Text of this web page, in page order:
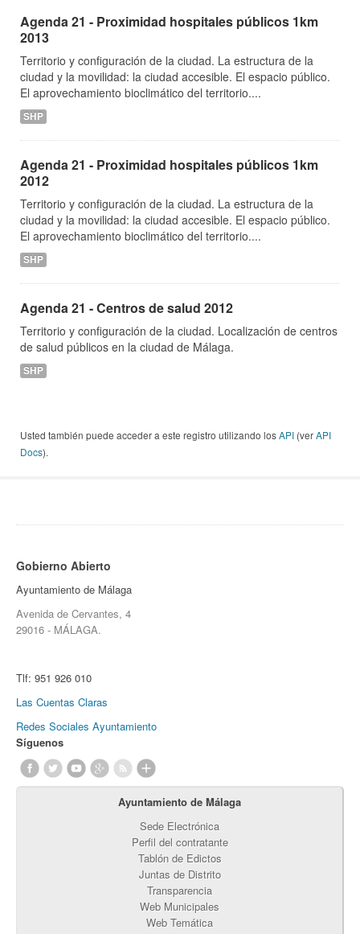
Agenda 21 - Proximidad hospitales públicos 1km
2013
Territorio y configuración de la ciudad. La estructura de la
ciudad y la movilidad: la ciudad accesible. El espacio público.
El aprovechamiento bioclimático del territorio....
SHP
Agenda 21 - Proximidad hospitales públicos 1km
2012
Territorio y configuración de la ciudad. La estructura de la
ciudad y la movilidad: la ciudad accesible. El espacio público.
El aprovechamiento bioclimático del territorio....
SHP
Agenda 21 - Centros de salud 2012
Territorio y configuración de la ciudad. Localización de centros
de salud públicos en la ciudad de Málaga.
SHP
Usted también puede acceder a este registro utilizando losAPI (verAPI
Docs).
Gobierno Abierto
Ayuntamiento de Málaga
Avenida de Cervantes, 4
29016 - MÁLAGA.
Tlf: 951 926 010
Las Cuentas Claras
Redes Sociales Ayuntamiento
Síguenos
Ayuntamiento de Málaga
Sede Electrónica
Perfil del contratante
Tablón de Edictos
Juntas de Distrito
Transparencia
Web Municipales
Web Temática